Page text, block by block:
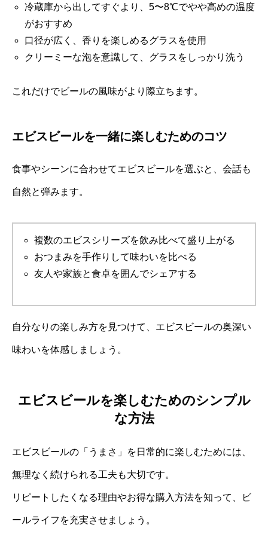
冷蔵庫から出してすぐより、5〜8℃でやや高めの温度
がおすすめ
口径が広く、香りを楽しめるグラスを使用
クリーミーな泡を意識して、グラスをしっかり洗う
これだけでビールの風味がより際立ちます。
エビスビールを一緒に楽しむためのコツ
食事やシーンに合わせてエビスビールを選ぶと、会話も
自然と弾みます。
複数のエビスシリーズを飲み比べて盛り上がる
おつまみを手作りして味わいを比べる
友人や家族と食卓を囲んでシェアする
自分なりの楽しみ方を見つけて、エビスビールの奥深い
味わいを体感しましょう。
エビスビールを楽しむためのシンプル
な方法
エビスビールの「うまさ」を日常的に楽しむためには、
無理なく続けられる工夫も大切です。
リピートしたくなる理由やお得な購入方法を知って、ビ
ールライフを充実させましょう。